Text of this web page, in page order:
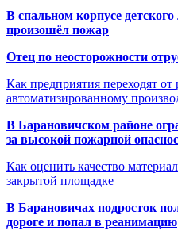
В спальном корпусе
произошёл пожар
Отец по неосторожности
Как предприятия переходят от
автоматизированному
В Барановичском районе
за высокой пожарной
Как оценить качество
закрытой площадке
В Барановичах подросток
дороге и попал в реанимацию